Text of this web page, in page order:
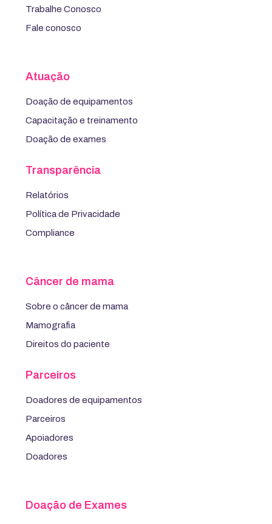
Trabalhe Conosco
Fale conosco
Atuação
Doação de equipamentos
Capacitação e treinamento
Doação de exames
Transparência
Relatórios
Política de Privacidade
Compliance
Câncer de mama
Sobre o câncer de mama
Mamografia
Direitos do paciente
Parceiros
Doadores de equipamentos
Parceiros
Apoiadores
Doadores
Doação de Exames